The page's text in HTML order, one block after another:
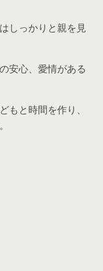
しっかりと親を見
安心、愛情がある
もと時間を作り、